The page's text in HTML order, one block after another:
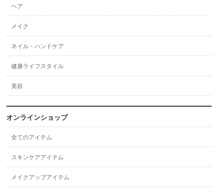
ヘア
メイク
ネイル・ハンドケア
健康ライフスタイル
美容
オンラインショップ
全てのアイテム
スキンケアアイテム
メイクアップアイテム